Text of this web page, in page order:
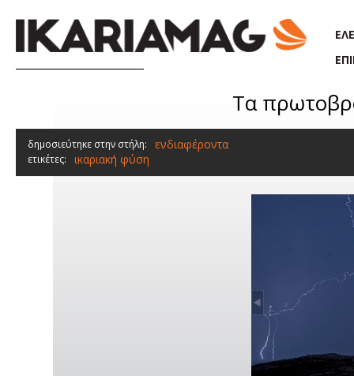
Τα
δημοσιεύτηκε στην στήλη: ενδιαφέροντα
ετικέτες: ικαριακή φύση